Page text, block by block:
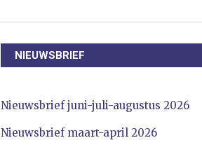
NIEUWSBRIEF
Nieuwsbrief juni-juli-augustus 2026
Nieuwsbrief maart-april 2026